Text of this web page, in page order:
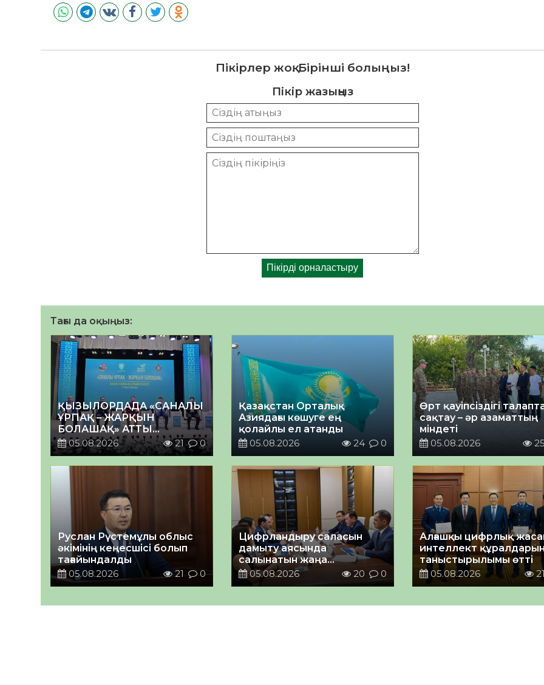
Пікірлер жоқ. Бірінші болыңыз!
Пікір жазыңыз
Тағы да оқыңыз:
ҚЫЗЫЛОРДАДА «САНАЛЫ
ҰРПАҚ – ЖАРҚЫН
БОЛАШАҚ» АТТЫ
КЕҢЕЙТІЛГЕН МӘЖІЛІС
ӨТТІ
05.08.2026 21 0
Қазақстан Орталық
Азиядағы көшуге ең
қолайлы ел атанды
05.08.2026
24 0
Өрт қауіпсіздігі
сақтау – әр азаматтың
міндеті
05.08.2026
25
Руслан Рүстемұлы облыс
әкімінің кеңесшісі болып
тағайындалды
05.08.2026
21 0
Цифрландыру саласын
дамыту аясында
салынатын жаңа
орталықтың жобасы
талқыланды
05.08.2026 20 0
Алғашқы цифрлық
интеллект
таныстырылымы өтті
05.08.2026
21